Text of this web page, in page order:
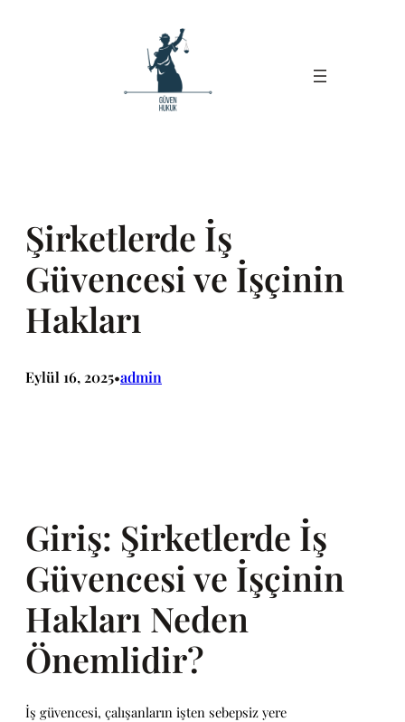
Şirketlerde İş
Güvencesi ve İşçinin
Hakları
Eylül 16, 2025•admin
Giriş: Şirketlerde İş
Güvencesi ve İşçinin
Hakları Neden
Önemlidir?
İş güvencesi, çalışanların işten sebepsiz yere